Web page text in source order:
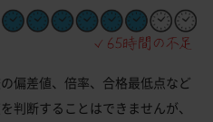
偏差値、倍率、合格最低点など
判断することはできませんが、